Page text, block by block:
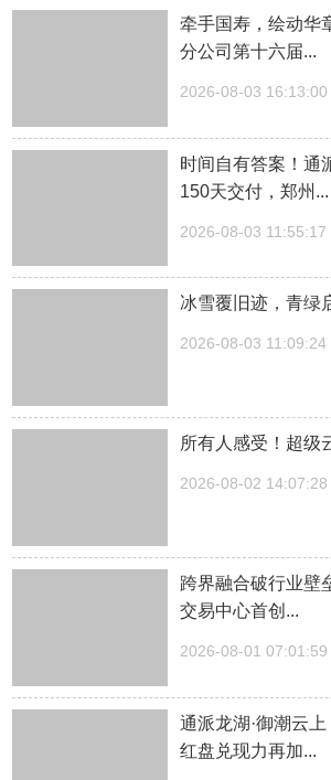
牵手国寿，绘动华
分公司第十六届...
2026-08-03 16:13:00
时间自有答案！通
150天交付，郑州...
2026-08-03 11:55:17
冰雪覆旧迹，青绿
2026-08-03 11:09:24
所有人感受！超级
2026-08-02 14:07:28
跨界融合破行业壁
交易中心首创...
2026-08-01 07:01:59
通派龙湖·御潮云
红盘兑现力再加...